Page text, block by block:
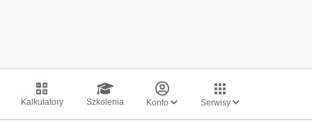
Kalkulatory Szkolenia Konto Serwisy